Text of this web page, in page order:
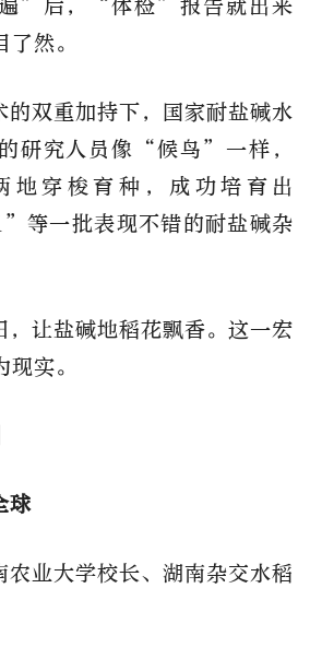
”后，“体检”报告就出来
然。
的双重加持下，国家耐盐碱水
研究人员像“候鸟”一样，
地穿梭育种，成功培育出
等一批表现不错的耐盐碱杂
，让盐碱地稻花飘香。这一宏
实。
球
农业大学校长、湖南杂交水稻